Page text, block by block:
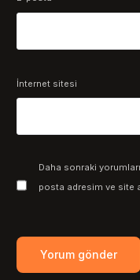
İnternet sitesi
Daha sonraki
posta adresim ve site